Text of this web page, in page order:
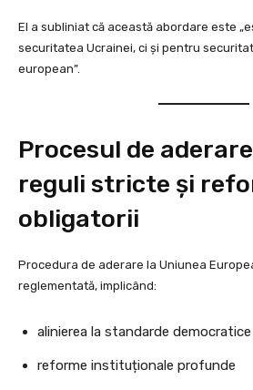
El a subliniat că această abordare este
securitatea Ucrainei, ci și pentru
european”.
Procesul de
reguli stricte și
obligatorii
Procedura de aderare la Uniunea
reglementată, implicând:
alinierea la standarde
reforme instituționale profunde